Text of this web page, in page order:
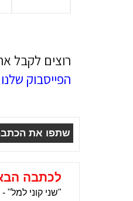
רוצים לקבל
הפייסבוק שלנו
שתפו את
לכתבה
"שני קוני למל"